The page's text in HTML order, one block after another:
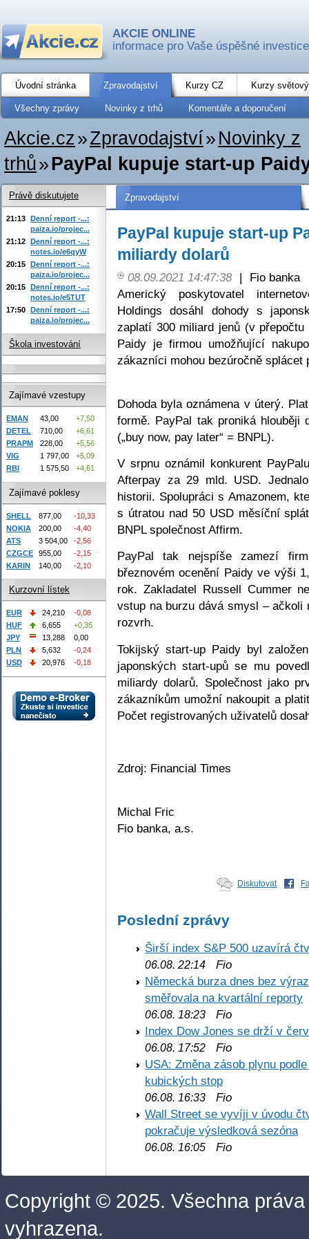
AKCIE ONLINE
informace pro Vaše úspěšné investice
Úvodní stránka Zpravodajství Kurzy CZ Kurzy
Všechny zprávy Novinky z trhů Komentáře a doporučení
Akcie.cz»Zpravodajství» Novinky z
trhů»PayPal kupuje start-up
Zpravodajství
PayPal kupuje start-up
miliardy dolarů
08.09.2021 14:47:38 |
Fio banka
Americký poskytovatel
Holdings dosáhl dohody s
zaplatí 300 miliard jenů (v
Paidy je firmou umožňující
zákazníci mohou bezúročně splácet
Dohoda byla oznámena v úterý.
formě. PayPal tak proniká hlouběji
(„buy now, pay later“ = BNPL).
V srpnu oznámil konkurent
Afterpay za 29 mld. USD.
historii. Spolupráci s Amazonem,
s útratou nad 50 USD měsíční
BNPL společnost Affirm.
PayPal tak nejspíše zamezí
březnovém ocenění Paidy ve výši
rok. Zakladatel Russell Cummer
vstup na burzu dává smysl – ačkoli
rozvrh.
Tokijský start-up Paidy byl
japonských start-upů se mu
miliardy dolarů. Společnost jako
zákazníkům umožní nakoupit a
Počet registrovaných uživatelů
Zdroj: Financial Times
Michal Fric
Fio banka, a.s.
Diskutovat
Poslední zprávy
Širší index S&P 500 uzavírá
06.08. 22:14 Fio
Německá burza dnes bez
směřovala na kvartální reporty
06.08. 18:23 Fio
Index Dow Jones se drží v
06.08. 17:52 Fio
USA: Změna zásob plynu
kubických stop
06.08. 16:33 Fio
Wall Street se vyvíji v úvodu
pokračuje výsledková sezóna
06.08. 16:05 Fio
Právě diskutujete
21:13 Denní report -...:
paiza.io/projec...
21:12 Denní report -...:
notes.io/e6qyW
20:15 Denní report -...:
paiza.io/projec...
20:15 Denní report -...:
notes.io/e5TUT
17:50 Denní report -...:
paiza.io/projec...
Škola investování
Zajímavé vzestupy
EMAN 43,00
+7,50
DETEL
710,00
+6,61
PRAPM
228,00
+5,56
VIG
1 797,00
+5,09
RBI
1 575,50 +4,61
Zajímavé poklesy
SHELL 877,00
-10,33
NOKIA
200,00
-4,40
ATS
3 504,00
-2,56
CZGCE
955,00
-2,15
KARIN
140,00 -2,10
Kurzovní lístek
EUR 24,210
-0,08
HUF
6,655
+0,35
JPY
13,288
0,00
PLN
5,632
-0,24
USD
20,976 -0,18
Copyright © 2025. Všechna práva
vyhrazena.